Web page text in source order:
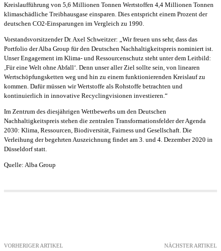
Kreislaufführung von 5,6 Millionen Tonnen Wertstoffen 4,4 Millionen Tonnen
klimaschädliche Treibhausgase einsparen. Dies entspricht einem Prozent der
deutschen CO2-Einsparungen im Vergleich zu 1990.
Vorstandsvorsitzender Dr. Axel Schweitzer: „Wir freuen uns sehr, dass das
Portfolio der Alba Group für den Deutschen Nachhaltigkeitspreis nominiert ist.
Unser Engagement im Klima- und Ressourcenschutz steht unter dem Leitbild:
‚Für eine Welt ohne Abfall‘. Denn unser aller Ziel sollte sein, von linearen
Wertschöpfungsketten weg und hin zu einem funktionierenden Kreislauf zu
kommen. Dafür müssen wir Wertstoffe als Rohstoffe betrachten und
kontinuierlich in innovative Recyclingvisionen investieren.“
Im Zentrum des diesjährigen Wettbewerbs um den Deutschen
Nachhaltigkeitspreis stehen die zentralen Transformationsfelder der Agenda
2030: Klima, Ressourcen, Biodiversität, Fairness und Gesellschaft. Die
Verleihung der begehrten Auszeichnung findet am 3. und 4. Dezember 2020 in
Düsseldorf statt.
Quelle: Alba Group
VORHERIGER ARTIKEL NÄCHSTER ARTIKEL